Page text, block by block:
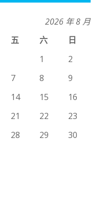
2026 年 8 月
五 六
日
1
2
7 8
9
14 15
16
21 22
23
28 29
30